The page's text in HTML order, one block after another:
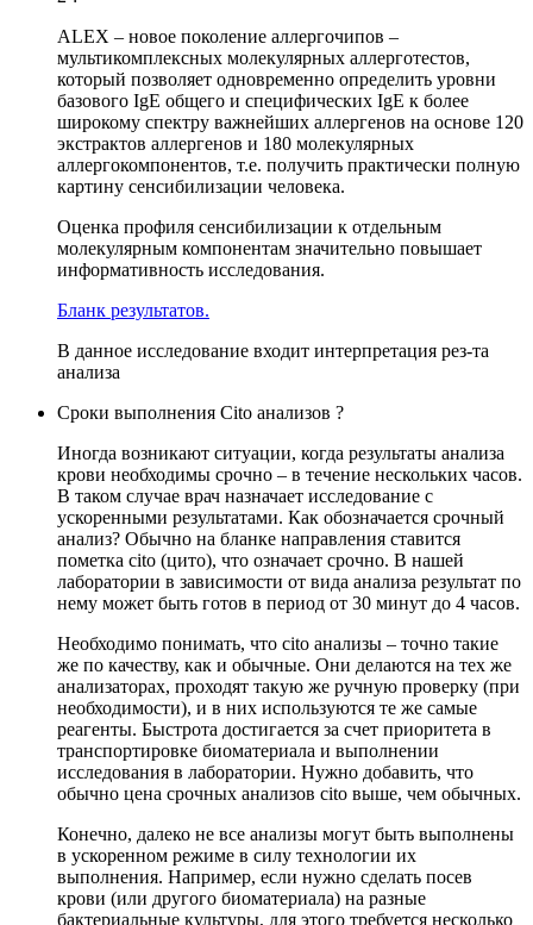
ALEX – новое поколение аллергочипов –
мультикомплексных молекулярных аллерготестов,
который позволяет одновременно определить уровни
базового IgE общего и специфических IgE к более
широкому спектру важнейших аллергенов на основе 120
экстрактов аллергенов и 180 молекулярных
аллергокомпонентов, т.е. получить практически полную
картину сенсибилизации человека.
Оценка профиля сенсибилизации к отдельным
молекулярным компонентам значительно повышает
информативность исследования.
Бланк результатов.
В данное исследование входит интерпретация рез-та
анализа
Сроки выполнения Cito анализов ?
Иногда возникают ситуации, когда результаты анализа
крови необходимы срочно – в течение нескольких часов.
В таком случае врач назначает исследование с
ускоренными результатами. Как обозначается срочный
анализ? Обычно на бланке направления ставится
пометка cito (цито), что означает срочно. В нашей
лаборатории в зависимости от вида анализа результат по
нему может быть готов в период от 30 минут до 4 часов.
Необходимо понимать, что cito анализы – точно такие
же по качеству, как и обычные. Они делаются на тех же
анализаторах, проходят такую же ручную проверку (при
необходимости), и в них используются те же самые
реагенты. Быстрота достигается за счет приоритета в
транспортировке биоматериала и выполнении
исследования в лаборатории. Нужно добавить, что
обычно цена срочных анализов cito выше, чем обычных.
Конечно, далеко не все анализы могут быть выполнены
в ускоренном режиме в силу технологии их
выполнения. Например, если нужно сделать посев
крови (или другого биоматериала) на разные
бактериальные культуры, для этого требуется несколько